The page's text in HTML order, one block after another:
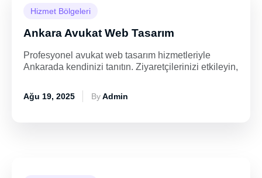
Hizmet Bölgeleri
Ankara Avukat Web Tasarım
Profesyonel avukat web tasarım hizmetleriyle
Ankarada kendinizi tanıtın. Ziyaretçilerinizi etkileyin,
Ağu 19, 2025 ByAdmin